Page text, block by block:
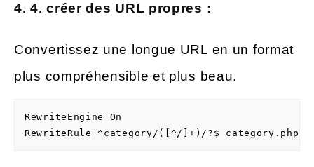
4. 4. créer des URL propres :
Convertissez une longue URL en un format
plus compréhensible et plus beau.
RewriteEngine On
RewriteRule ^category/([^/]+)/?$